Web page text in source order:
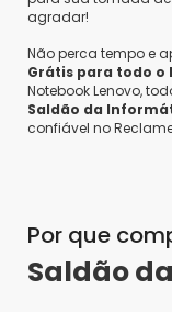
agradar!
Não perca tempo e
Grátis para todo o
Notebook Lenovo,
Saldão da
confiável no
Por que
Saldão